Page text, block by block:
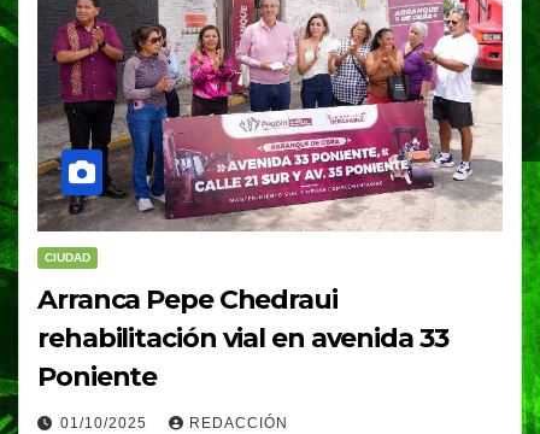
CIUDAD
Arranca Pepe Chedraui
rehabilitación vial en avenida 33
Poniente
01/10/2025 REDACCIÓN